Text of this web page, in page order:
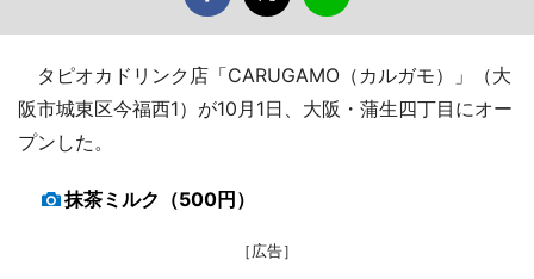
タピオカドリンク店「CARUGAMO（カルガモ）」（大
阪市城東区今福西1）が10月1日、大阪・蒲生四丁目にオー
プンした。
抹茶ミルク（500円）
［広告］